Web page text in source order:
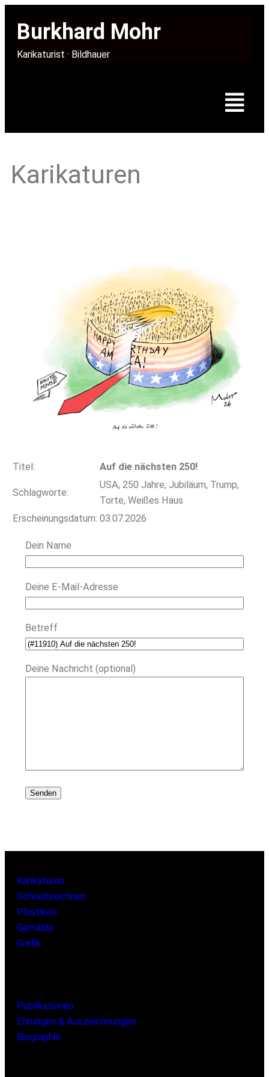
Burkhard Mohr
Karikaturist · Bildhauer
Karikaturen
Titel: Auf die nächsten 250!
Schlagworte:
USA, 250 Jahre, Jubiläum, Trump,
Torte, Weißes Haus
Erscheinungsdatum: 03.07.2026
Dein Name
Deine E-Mail-Adresse
Betreff
Deine Nachricht (optional)
Karikaturen
Schnellzeichnen
Plastiken
Gemälde
Grafik
Publikationen
Ehrungen & Auszeichnungen
Biographie